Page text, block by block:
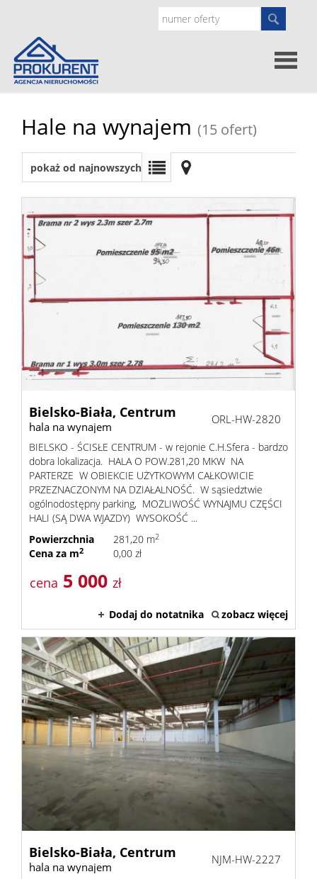
Strona
główna
O
nas
Zgłoś
Zgłoś
ofertę
Hale na wynajem (15 ofert)
pokaż od najnowszych
Bielsko-Biała, Centrum
hala na wynajem
ORL-HW-2820
BIELSKO - ŚCISŁE CENTRUM - w rejonie C.H.Sfera - bardzo
dobra lokalizacja. HALA O POW.281,20 MKW NA
PARTERZE W OBIEKCIE UŻYTKOWYM CAŁKOWICIE
PRZEZNACZONYM NA DZIAŁALNOŚĆ. W sąsiedztwie
ogólnodostępny parking, MOŻLIWOŚĆ WYNAJMU CZĘŚCI
HALI (SĄ DWA WJAZDY) WYSOKOŚĆ ...
Powierzchnia
281,20 m2
Cena za m2 0,00 zł
cena 5 000 zł
Dodaj do notatnika zobacz więcej
Bielsko-Biała, Centrum
hala na wynajem
NJM-HW-2227